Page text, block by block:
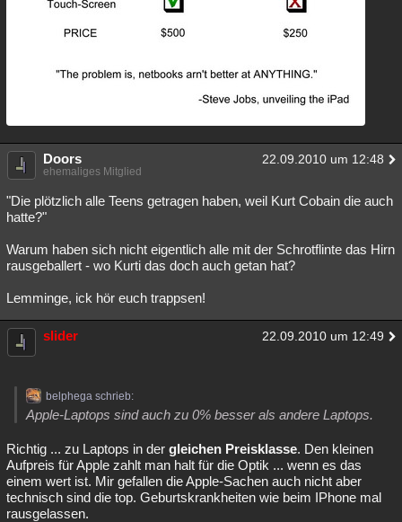
Doors 22.09.2010 um 12:48
ehemaliges Mitglied
"Die plötzlich alle Teens getragen haben, weil Kurt Cobain die auch
hatte?"
Warum haben sich nicht eigentlich alle mit der Schrotflinte das Hirn
rausgeballert - wo Kurti das doch auch getan hat?
Lemminge, ick hör euch trappsen!
slider 22.09.2010 um 12:49
belphega schrieb:
Apple-Laptops sind auch zu 0% besser als andere Laptops.
Richtig ... zu Laptops in der gleichen Preisklasse. Den kleinen
Aufpreis für Apple zahlt man halt für die Optik ... wenn es das
einem wert ist. Mir gefallen die Apple-Sachen auch nicht aber
technisch sind die top. Geburtskrankheiten wie beim IPhone mal
rausgelassen.